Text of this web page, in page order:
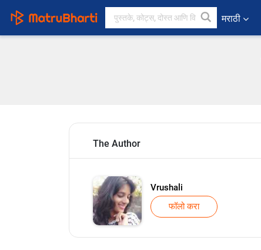
मराठी
The Author
Vrushali
फॉलो करा